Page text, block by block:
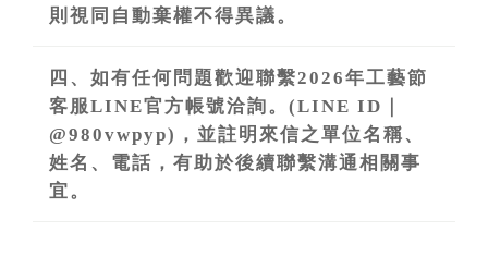
則視同自動棄權不得異議。
四、如有任何問題歡迎聯繫2026年工藝節
客服LINE官方帳號洽詢。(LINE ID｜
@980vwpyp)，並註明來信之單位名稱、
姓名、電話，有助於後續聯繫溝通相關事
宜。